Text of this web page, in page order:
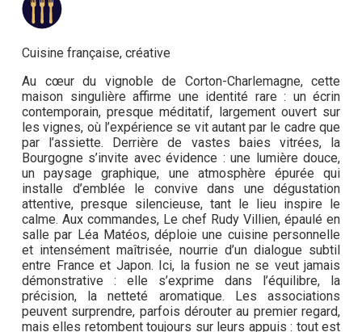
Cuisine française, créative
Au cœur du vignoble de Corton-Charlemagne, cette
maison singulière affirme une identité rare : un écrin
contemporain, presque méditatif, largement ouvert sur
les vignes, où l’expérience se vit autant par le cadre que
par l’assiette. Derrière de vastes baies vitrées, la
Bourgogne s’invite avec évidence : une lumière douce,
un paysage graphique, une atmosphère épurée qui
installe d’emblée le convive dans une dégustation
attentive, presque silencieuse, tant le lieu inspire le
calme. Aux commandes, Le chef Rudy Villien, épaulé en
salle par Léa Matéos, déploie une cuisine personnelle
et intensément maîtrisée, nourrie d’un dialogue subtil
entre France et Japon. Ici, la fusion ne se veut jamais
démonstrative : elle s’exprime dans l’équilibre, la
précision, la netteté aromatique. Les associations
peuvent surprendre, parfois dérouter au premier regard,
mais elles retombent toujours sur leurs appuis : tout est